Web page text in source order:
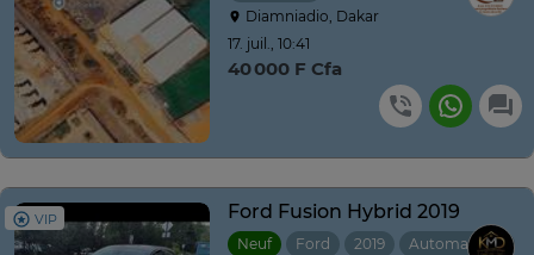
Diamniadio, Dakar
17. juil., 10:41
40 000 F Cfa
VIP Ford Fusion Hybrid 2019
Neuf Ford 2019
Automatique